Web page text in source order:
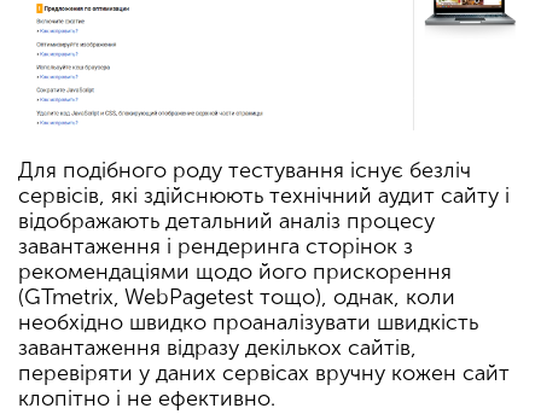
Для подібного роду тестування існує безліч
сервісів, які здійснюють технічний аудит сайту і
відображають детальний аналіз процесу
завантаження і рендеринга сторінок з
рекомендаціями щодо його прискорення
(GTmetrix, WebPagetest тощо), однак, коли
необхідно швидко проаналізувати швидкість
завантаження відразу декількох сайтів,
перевіряти у даних сервісах вручну кожен сайт
клопітно і не ефективно.